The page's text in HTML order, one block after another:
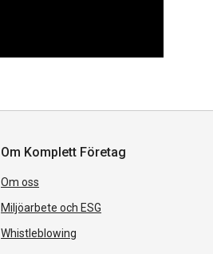
Om Komplett Företag
Om oss
Miljöarbete och ESG
Whistleblowing